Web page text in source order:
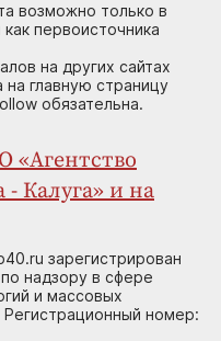
возможно только в
первоисточника
на других сайтах
на главную страницу
обязательна.
«Агентство
Калуга» и на
зарегистрирован
надзору в сфере
и массовых
Регистрационный номер: